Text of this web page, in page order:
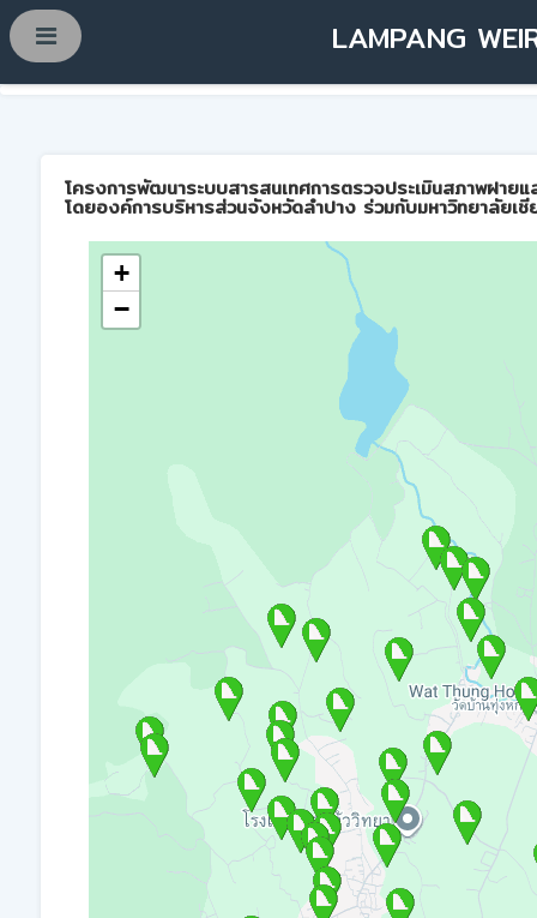
LAMPANG
โครงการพัฒนาระบบสารสนเทศการตรวจประเมินสภาพฝาย
โดยองค์การบริหารส่วนจังหวัดลำปาง ร่วมกับมหาวิทยาลัยเชี
+
−